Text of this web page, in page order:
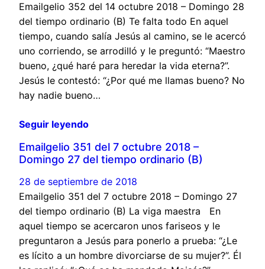
Emailgelio 352 del 14 octubre 2018 – Domingo 28
del tiempo ordinario (B) Te falta todo En aquel
tiempo, cuando salía Jesús al camino, se le acercó
uno corriendo, se arrodilló y le preguntó: “Maestro
bueno, ¿qué haré para heredar la vida eterna?”.
Jesús le contestó: “¿Por qué me llamas bueno? No
hay nadie bueno…
Seguir leyendo
Emailgelio 351 del 7 octubre 2018 –
Domingo 27 del tiempo ordinario (B)
28 de septiembre de 2018
Emailgelio 351 del 7 octubre 2018 – Domingo 27
del tiempo ordinario (B) La viga maestra En
aquel tiempo se acercaron unos fariseos y le
preguntaron a Jesús para ponerlo a prueba: “¿Le
es lícito a un hombre divorciarse de su mujer?”. Él